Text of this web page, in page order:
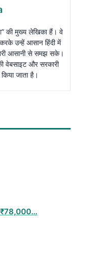
की मुख्य लेखिका हैं। वे
उन्हें आसान हिंदी में
आसानी से समझ सके।
वेबसाइट और सरकारी
जाता है।
₹78,000…